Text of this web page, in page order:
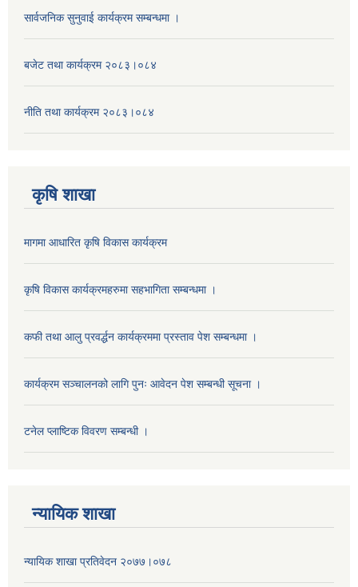
सार्वजनिक सुनुवाई कार्यक्रम सम्बन्धमा ।
बजेट तथा कार्यक्रम २०८३।०८४
नीति तथा कार्यक्रम २०८३।०८४
कृषि शाखा
मागमा आधारित कृषि विकास कार्यक्रम
कृषि विकास कार्यक्रमहरुमा सहभागिता सम्बन्धमा ।
कफी तथा आलु प्रवर्द्धन कार्यक्रममा प्रस्ताव पेश सम्बन्धमा ।
कार्यक्रम सञ्चालनको लागि पुनः आवेदन पेश सम्बन्धी सूचना ।
टनेल प्लाष्टिक विवरण सम्बन्धी ।
न्यायिक शाखा
न्यायिक शाखा प्रतिवेदन २०७७।०७८